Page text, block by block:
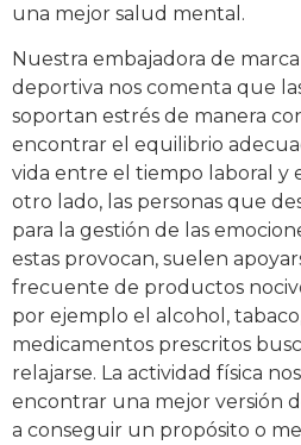
una mejor salud mental.
Nuestra embajadora de
deportiva nos comenta que
soportan estrés de manera
encontrar el equilibrio
vida entre el tiempo laboral y
otro lado, las personas que
para la gestión de las
estas provocan, suelen
frecuente de productos
por ejemplo el alcohol,
medicamentos prescritos
relajarse. La actividad física
encontrar una mejor versión
a conseguir un propósito o